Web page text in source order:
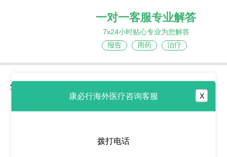
一对一客服专业解答
7x24小时贴心专业为您解答
报告
用药 治疗
分享到
康必行海外医疗咨询客服 X
拨打电话